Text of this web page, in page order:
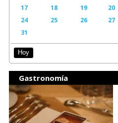
17
18 19 20
24
25 26 27
31
Hoy
Gastronomía